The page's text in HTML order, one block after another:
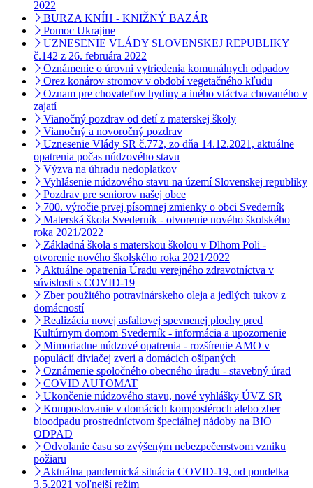
2022
BURZA KNÍH - KNIŽNÝ BAZÁR
Pomoc Ukrajine
UZNESENIE VLÁDY SLOVENSKEJ REPUBLIKY
č.142 z 26. februára 2022
Oznámenie o úrovni vytriedenia komunálnych odpadov
Orez konárov stromov v období vegetačného kľudu
Oznam pre chovateľov hydiny a iného vtáctva chovaného v
zajatí
Vianočný pozdrav od detí z materskej školy
Vianočný a novoročný pozdrav
Uznesenie Vlády SR č.772, zo dňa 14.12.2021, aktuálne
opatrenia počas núdzového stavu
Výzva na úhradu nedoplatkov
Vyhlásenie núdzového stavu na území Slovenskej republiky
Pozdrav pre seniorov našej obce
700. výročie prvej písomnej zmienky o obci Svederník
Materská škola Svederník - otvorenie nového školského
roka 2021/2022
Základná škola s materskou školou v Dlhom Poli -
otvorenie nového školského roka 2021/2022
Aktuálne opatrenia Úradu verejného zdravotníctva v
súvislosti s COVID-19
Zber použitého potravinárskeho oleja a jedlých tukov z
domácností
Realizácia novej asfaltovej spevnenej plochy pred
Kultúrnym domom Svederník - informácia a upozornenie
Mimoriadne núdzové opatrenia - rozšírenie AMO v
populácií diviačej zveri a domácich ošípaných
Oznámenie spoločného obecného úradu - stavebný úrad
COVID AUTOMAT
Ukončenie núdzového stavu, nové vyhlášky ÚVZ SR
Kompostovanie v domácich kompostéroch alebo zber
bioodpadu prostredníctvom špeciálnej nádoby na BIO
ODPAD
Odvolanie času so zvýšeným nebezpečenstvom vzniku
požiaru
Aktuálna pandemická situácia COVID-19, od pondelka
3.5.2021 voľnejší režim